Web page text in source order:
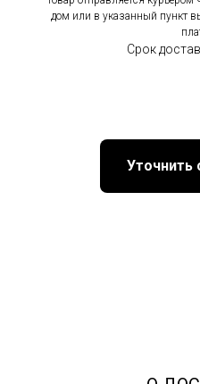
дом или в указанный пункт
Срок
Уточнить